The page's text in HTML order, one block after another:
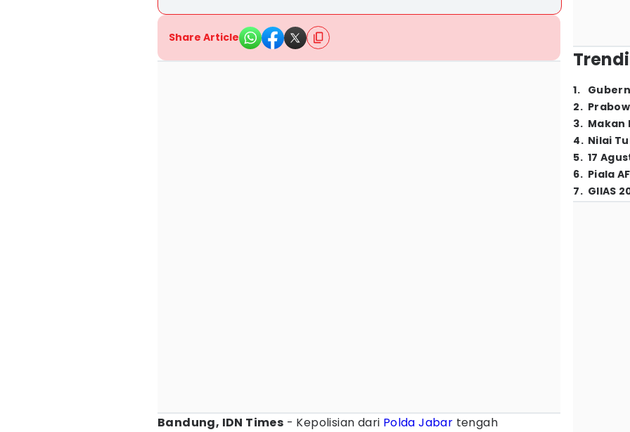
Share Article
Bandung, IDN Times - Kepolisian dari Polda Jabar tengah
1.
2.
3. Makan
4. Nilai
5. 17
6. Piala
7. GIIAS